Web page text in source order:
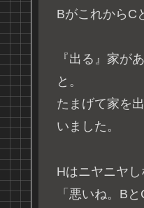
BがこれからC
『出る』家が
と。
たまげて家を
いました。
Hはニヤニヤし
「悪いね。B